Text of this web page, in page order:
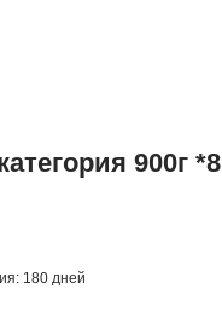
900г *8
180 дней